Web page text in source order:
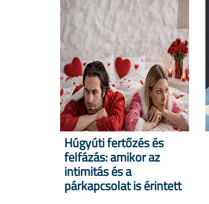
Húgyúti fertőzés és
felfázás: amikor az
intimitás és a
párkapcsolat is érintett